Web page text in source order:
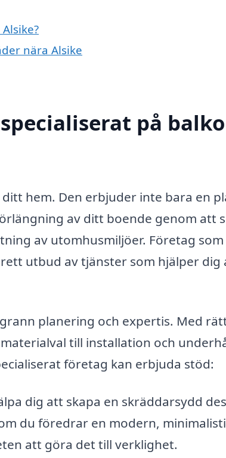
nära Alsike
på
hem. Den erbjuder inte bara en
av ditt boende genom att
av utomhusmiljöer. Företag
utbud av tjänster som hjälper dig
planering och expertis. Med
till installation och
företag kan erbjuda stöd:
dig att skapa en skräddarsydd
du föredrar en modern,
att göra det till verklighet.